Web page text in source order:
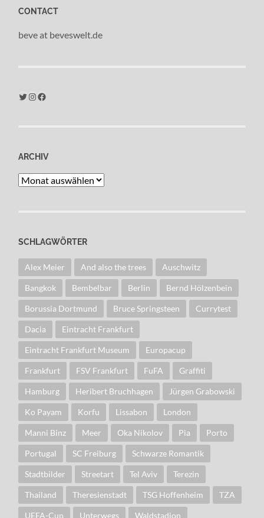
CONTACT
beve at beveswelt.de
Twitter Instagram Facebook
ARCHIV
Archiv
SCHLAGWÖRTER
Alex Meier And also the trees Auschwitz
Bangkok Bembelbar Berlin Bernd Hölzenbein
Borussia Dortmund Bruce Springsteen Currytest
Dacia Eintracht Frankfurt
Eintracht Frankfurt Museum Europacup
Frankfurt FSV Frankfurt FuFA Graffiti
Hamburg Heribert Bruchhagen Jürgen Grabowski
Ko Payam Korfu Lissabon London
Manni Binz Meer Oka Nikolov Pia Porto
Portugal SC Freiburg Schwarze Romantik
Stadtbilder Streetart Tel Aviv Terezin
Thailand Theresienstadt TSG Hoffenheim TZA
UEFA-Cup Unterwegs Waldstadion